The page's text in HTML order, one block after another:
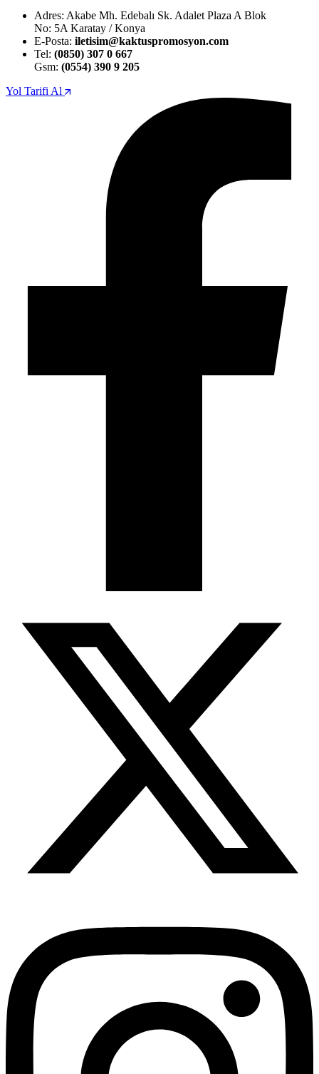
Adres: Akabe Mh. Edebalı Sk. Adalet Plaza A Blok
No: 5A Karatay / Konya
E-Posta: iletisim@kaktuspromosyon.com
Tel: (0850) 307 0 667
Gsm: (0554) 390 9 205
Yol Tarifi Al